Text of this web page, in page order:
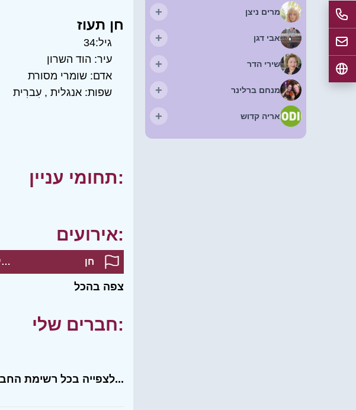
חן תעוז
גיל:34
עיר: הוד השרון
אדם: שומרי מסורת
שפות: אנגלית , עִברִית
תחומי עניין:
אירועים:
סדנת עיצוב מנורה עם הטאץ' האישי שלכם! (סדנה בתשלום) חן
צפה בהכל
חברים שלי:
לצפייה בכל רשימת החברים שלי...
מרים ניצן +
אבי דגן +
שירי הדר +
מנחם ברלינר +
אריה קדוש +